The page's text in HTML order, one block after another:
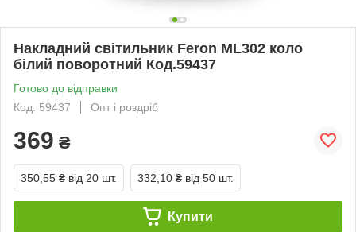
Накладний світильник Feron ML302 коло
білий поворотний Код.59437
Готово до відправки
Код: 59437
Опт і роздріб
369 ₴
350,55 ₴ від 20 шт. 332,10 ₴ від 50 шт.
Купити